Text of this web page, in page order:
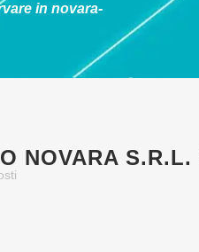
in novara-
NOVARA S.R.L.